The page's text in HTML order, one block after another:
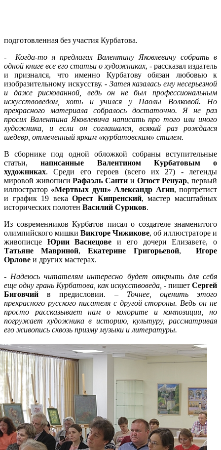
подготовленная без участия Курбатова.
- Когда-то я предлагал Валентину Яковлевичу собрать в
одной книге все его статьи о художниках, - рассказал издатель
и признался, что именно Курбатову обязан любовью к
изобразительному искусству. - Затея казалась ему несерьезной
и даже рискованной, ведь он не был профессиональным
искусствоведом, хоть и учился у Паолы Волковой. Но
прекрасного материала собралось достаточно. Я не раз
просил Валентина Яковлевича написать про того или иного
художника, и если он соглашался, всякий раз рождался
шедевр, отмеченный ярким «курбатовским» стилем.
В сборнике под одной обложкой собраны вступительные
статьи,написанные Валентином Курбатовым о
художниках. Среди его героев (всего их 27) - легенды
мировой живописиРафаэль Санти и Огюст Ренуар, первый
иллюстратор «Мертвых душ» Александр Агин, портретист
и график 19 векаОрест Кипренский, мастер масштабных
исторических полотен Василий Суриков.
Из современников Курбатов писал о создателе знаменитого
олимпийского мишки Викторе Чижикове, об иллюстраторе и
живописце Юрии Васнецовеи его дочери Елизавете, о
Татьяне Мавриной,Екатерине Григорьевой,Игоре
Орлове и других мастерах.
- Надеюсь читателям интересно будет открыть для себя
еще одну грань Курбатова, как искусствоведа, - пишет Сергей
Биговчий в предисловии. – Точнее, оценить этого
прекрасного русского писателя с другой стороны. Ведь он не
просто рассказывает нам о колорите и композиции, но
погружает художника в историю, культуру, рассматривая
его живопись сквозь призму музыки и литературы.